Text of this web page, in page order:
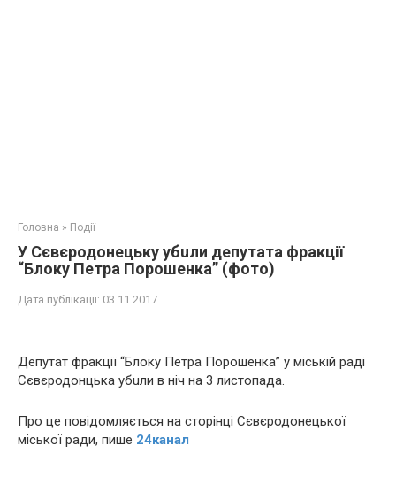
Головна » Події
У Сєвєродонецьку yбuли депутата фракції
“Блоку Петра Порошенка” (фото)
Дата публікації: 03.11.2017
Депутат фракції “Блоку Петра Порошенка” у міській раді
Сєвєродонцька yбuли в ніч на 3 листопада.
Про це повідомляється на сторінці Сєвєродонецької
міської ради, пише 24канал